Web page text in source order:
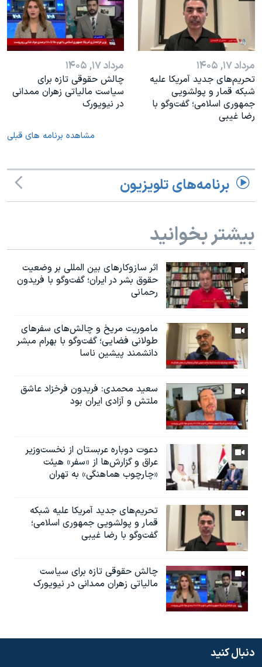
مرداد ۱۷, ۱۴۰۵
تحریم‌های جدید آمریکا علیه
شبکه قمار و پولشویی
جمهوری اسلامی؛ گفت‌وگو با
رضا غیبی
مرداد ۱۷, ۱۴۰۵
چالش حقوقی تازه برای
سیاست مالیاتی زهران ممدانی
در نیویورک
مشاهده برنامه های قبلی
برنامه‌های تلویزیون
بیشتر بخوانید
اثر ساز‌و‌کارهای بین المللی بر وضعیت
حقوق بشر در ایران؛ گفت‌وگو با فریدون
رحمانی
ماموریت مریخ و چالش‌های سفرهای
طولانی فضایی؛ گفت‌وگو با بهرام مبشر
دانشمند پیشین ناسا
سعید محمدی: فریدون فرخزاد عاشق
ملتش و آزادی ایران بود
دعوت دوباره عربستان از نخست‌وزیر
عراق و گزارش‌ها از «سفر» هیئت
«چارچوب هماهنگی» به تهران
تحریم‌های جدید آمریکا علیه شبکه
قمار و پولشویی جمهوری اسلامی؛
گفت‌وگو با رضا غیبی
چالش حقوقی تازه برای سیاست
مالیاتی زهران ممدانی در نیویورک
دنبال کنید